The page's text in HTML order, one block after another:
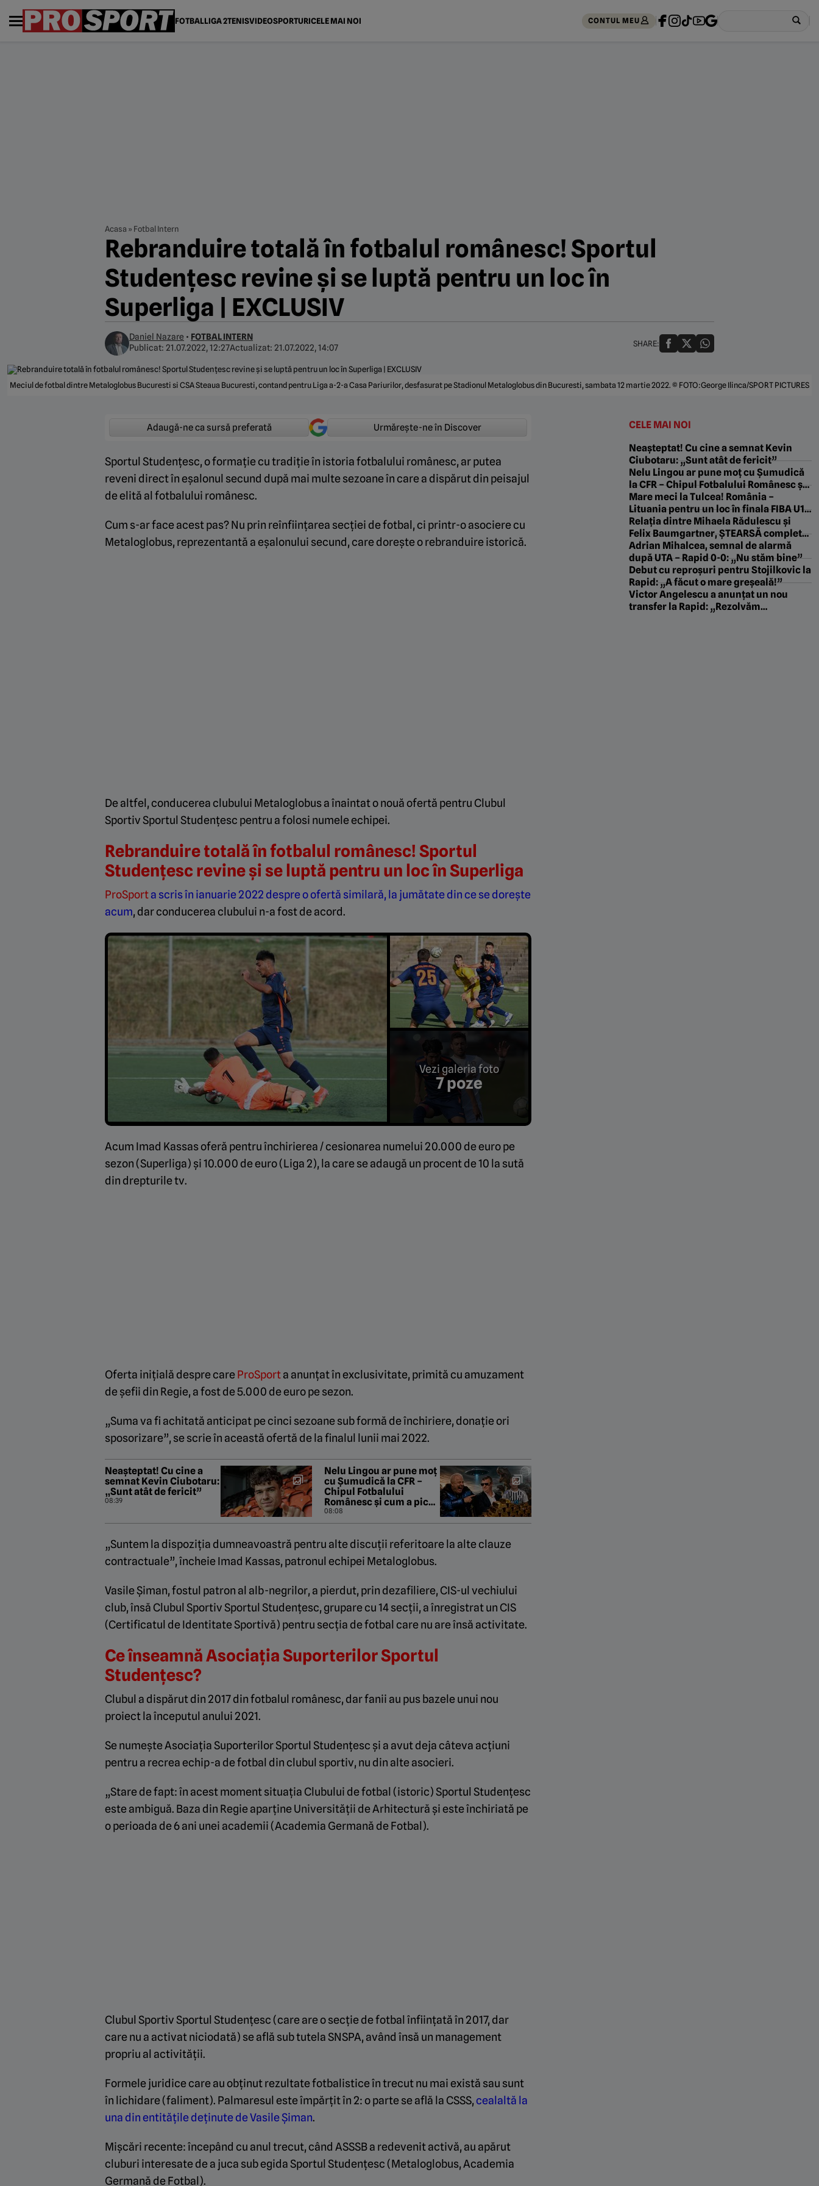
FOTBALLIGA 2TENISVIDEOSPORTURICELE MAI NOI CONTUL MEU
Acasa » Fotbal Intern
Rebranduire totală în fotbalul românesc! Sportul
Studențesc revine și se luptă pentru un loc în
Superliga | EXCLUSIV
Daniel Nazare • FOTBAL INTERN
Publicat: 21.07.2022, 12:27Actualizat: 21.07.2022, 14:07 SHARE:
Meciul de fotbal dintre Metaloglobus Bucuresti si CSA Steaua Bucuresti, contand pentru Liga a-2-a Casa Pariurilor, desfasurat pe Stadionul Metaloglobus din Bucuresti, sambata 12 martie 2022. © FOTO:George Ilinca/SPORT PICTURES
Adaugă-ne ca sursă preferată Urmărește-ne în Discover
Sportul Studențesc, o formație cu tradiție în istoria fotbalului românesc, ar putea
reveni direct în eșalonul secund după mai multe sezoane în care a dispărut din peisajul
de elită al fotbalului românesc.
Cum s-ar face acest pas? Nu prin reînființarea secției de fotbal, ci printr-o asociere cu
Metaloglobus, reprezentantă a eșalonului secund, care dorește o rebranduire istorică.
De altfel, conducerea clubului Metaloglobus a înaintat o nouă ofertă pentru Clubul
Sportiv Sportul Studențesc pentru a folosi numele echipei.
Rebranduire totală în fotbalul românesc! Sportul
Studențesc revine și se luptă pentru un loc în Superliga
ProSporta scris în ianuarie 2022 despre o ofertă similară, la jumătate din ce se dorește
acum, dar conducerea clubului n-a fost de acord.
Vezi galeria foto
7 poze
Acum Imad Kassas oferă pentru închirierea / cesionarea numelui 20.000 de euro pe
sezon (Superliga) și 10.000 de euro (Liga 2), la care se adaugă un procent de 10 la sută
din drepturile tv.
Oferta inițială despre careProSporta anunțat în exclusivitate, primită cu amuzament
de șefii din Regie, a fost de 5.000 de euro pe sezon.
„Suma va fi achitată anticipat pe cinci sezoane sub formă de închiriere, donație ori
sposorizare”, se scrie în această ofertă de la finalul lunii mai 2022.
Neașteptat! Cu cine a
semnat Kevin Ciubotaru:
„Sunt atât de fericit”
08:39
Nelu Lingou ar pune moț
cu Șumudică la CFR –
Chipul Fotbalului
Românesc și cum a picat
transfermarkt din cauza
lui Dan Nistor. „Pastila
Berceanu
08:08
„Suntem la dispoziția dumneavoastră pentru alte discuții referitoare la alte clauze
contractuale”, încheie Imad Kassas, patronul echipei Metaloglobus.
Vasile Șiman, fostul patron al alb-negrilor, a pierdut, prin dezafiliere, CIS-ul vechiului
club, însă Clubul Sportiv Sportul Studențesc, grupare cu 14 secții, a înregistrat un CIS
(Certificatul de Identitate Sportivă) pentru secția de fotbal care nu are însă activitate.
Ce înseamnă Asociația Suporterilor Sportul
Studențesc?
Clubul a dispărut din 2017 din fotbalul românesc, dar fanii au pus bazele unui nou
proiect la începutul anului 2021.
Se numește Asociația Suporterilor Sportul Studențesc și a avut deja câteva acțiuni
pentru a recrea echip-a de fotbal din clubul sportiv, nu din alte asocieri.
„Stare de fapt: în acest moment situația Clubului de fotbal (istoric)Sportul Studențesc
este ambiguă. Baza din Regie aparține Universității de Arhitectură și este închiriată pe
o perioada de 6 ani unei academii (Academia Germană de Fotbal).
Clubul Sportiv Sportul Studențesc (care are o secție de fotbal înființată în 2017, dar
care nu a activat niciodată) se află sub tutela SNSPA, având însă un management
propriu al activității.
Formele juridice care au obținut rezultate fotbalistice în trecut nu mai există sau sunt
în lichidare (faliment). Palmaresul este împărțit în 2: o parte se află la CSSS, cealaltă la
una din entitățile deținute de Vasile Șiman.
Mișcări recente: începând cu anul trecut, când ASSSB a redevenit activă, au apărut
cluburi interesate de a juca sub egida Sportul Studențesc (Metaloglobus, Academia
Germană de Fotbal).
CELE MAI NOI
Neașteptat! Cu cine a semnat Kevin
Ciubotaru: „Sunt atât de fericit”
Nelu Lingou ar pune moț cu Șumudică
la CFR – Chipul Fotbalului Românesc și
cum a picat transfermarkt din cauza lui
Dan Nistor. „Pastila de la Manila” cu
Gabriel Berceanu
Mare meci la Tulcea! România –
Lituania pentru un loc în finala FIBA U18
Women’s EuroBasket 2026, Divizia B
Relația dintre Mihaela Rădulescu și
Felix Baumgartner, ȘTEARSĂ complet
din biografia campionului! „Nu vrea ca
lumea să știe că a iubit fata din
România!”
Adrian Mihalcea, semnal de alarmă
după UTA – Rapid 0-0: „Nu stăm bine”
Debut cu reproșuri pentru Stojilkovic la
Rapid: „A făcut o mare greșeală!”
Victor Angelescu a anunțat un nou
transfer la Rapid: „Rezolvăm